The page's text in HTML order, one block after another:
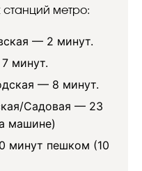
станций метро:
— 2 минут.
7 минут.
— 8 минут.
Садовая — 23
машине)
минут пешком (10